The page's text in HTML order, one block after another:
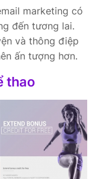
marketing có
đến tương lai.
và thông điệp
ấn tượng hơn.
thao